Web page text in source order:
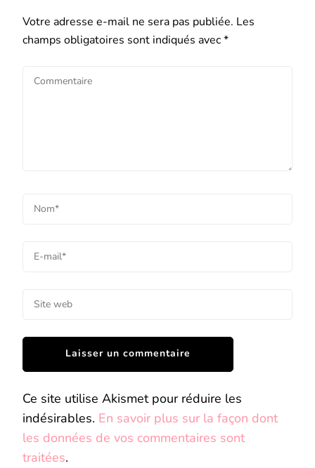
Votre adresse e-mail ne sera pas publiée. Les
champs obligatoires sont indiqués avec*
Ce site utilise Akismet pour réduire les
indésirables. En savoir plus sur la façon dont
les données de vos commentaires sont
traitées.